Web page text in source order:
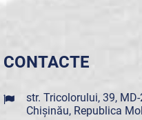
CONTACTE
str. Tricolorului, 39, MD-
Chișinău, Republica